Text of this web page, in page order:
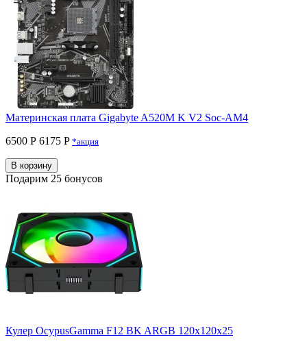
Материнская плата Gigabyte A520M K V2 Soc-AM4
6500 Р 6175 P *акция
В корзину
Подарим 25 бонусов
Кулер OcypusGamma F12 BK ARGB 120x120x25